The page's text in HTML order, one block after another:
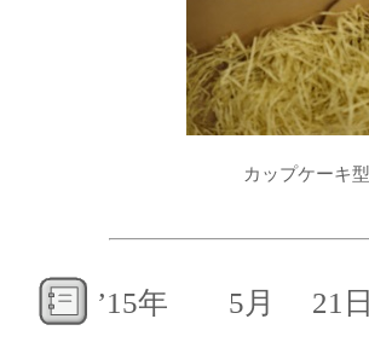
カップケーキ型
’15年 5月 21日